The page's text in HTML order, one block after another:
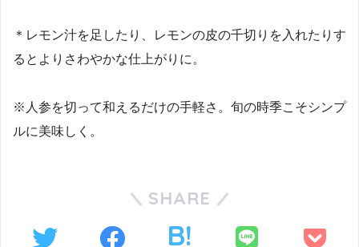
＊レモン汁を足したり、レモンの皮の千切りを入れたりす
るとよりさわやかな仕上がりに。
※人参を切って和えるだけの手軽さ。旬の時季こそシンプ
ルに美味しく。
SHARE